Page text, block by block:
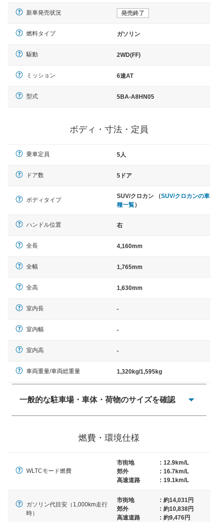
新車発売状況 発売終了
燃料タイプ ガソリン
駆動 2WD(FF)
ミッション 6速AT
型式 5BA-A8HN05
ボディ・寸法・定員
乗車定員 5人
ドア数 5ドア
ボディタイプ
SUV/クロカン （SUV/クロカンの車
種一覧）
ハンドル位置 右
全長 4,160mm
全幅 1,765mm
全高 1,630mm
室内長 -
室内幅 -
室内高 -
車両重量/車両総重量 1,320kg/1,595kg
一般的な駐車場・車体・荷物のサイズを確認
× 長さ 5,000mm 車路幅 5,000mmというサイズが標準値
燃費・環境仕様
WLTCモード燃費
市街地 : 12.9km/L
郊外
: 16.7km/L
高速道路
: 19.1km/L
ガソリン代目安（1,000km走行
時）
市街地 : 約14,031円
郊外
: 約10,838円
高速道路
: 約9,476円